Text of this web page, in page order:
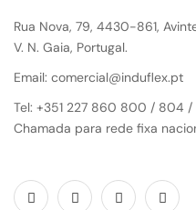
Rua Nova, 79, 4430-861,
V. N. Gaia, Portugal.
Email: comercial@induflex.pt
Tel: +351 227 860 800 / 804
Chamada para rede fixa